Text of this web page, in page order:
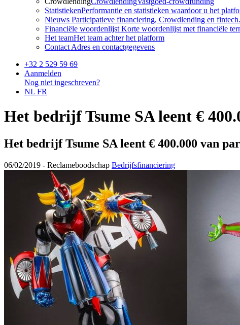
StatistiekenPerformantie en statistieken waardoor u het
Nieuws Participatieve financiering, Crowdlending en
Financiële woordenlijst Korte woordenlijst met financiële
Het teamHet team achter het platform
Contact Adres en contactgegevens
+32 2 529 59 69
Aanmelden
Nog niet ingeschreven?
NL FR
Het bedrijf Tsume SA leent €
Het bedrijf Tsume SA leent € 400.000 van
06/02/2019 - Reclameboodschap Bedrijfsfinanciering